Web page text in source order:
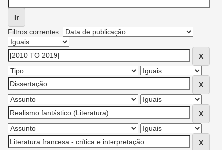
Filtros correntes: